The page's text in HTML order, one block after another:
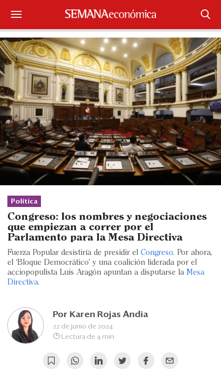
Suscríbase
Iniciar sesión
Portada
¿Qué está pasando?
Sectores y Empresas
Management
Economía y Finanzas
Legal y Política
Eventos
Ranking CEO
Política
Congreso: los nombres y negociaciones
que empiezan a correr por el
Parlamento para la Mesa Directiva
Fuerza Popular desistiría de presidir el Congreso. Por ahora,
el ‘Bloque Democrático’ y una coalición liderada por el
acciopopulista Luis Aragón apuntan a disputarse la Mesa
Directiva.
Por Karen Rojas Andia
22 de junio de 2024
Lectura de 4 min